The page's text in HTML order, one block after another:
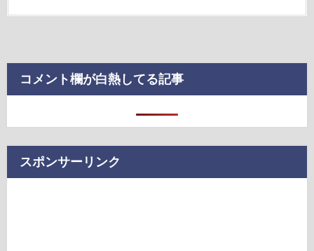
コメント欄が白熱してる記事
スポンサーリンク